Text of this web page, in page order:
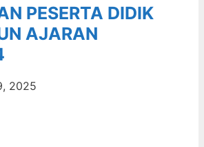
PESERTA DIDIK
AJARAN
2025